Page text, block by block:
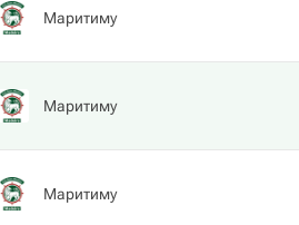
Маритиму
Маритиму
Маритиму